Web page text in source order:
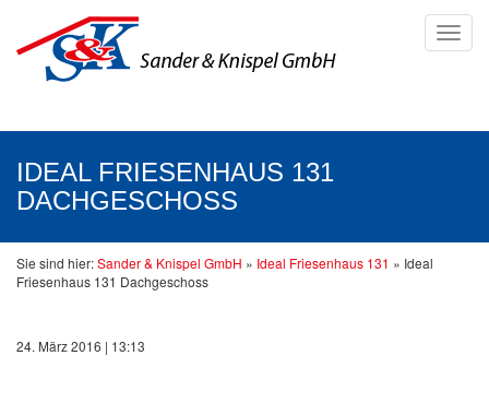
IDEAL FRIESENHAUS 131
DACHGESCHOSS
Sie sind hier:Sander & Knispel GmbH » Ideal Friesenhaus 131 » Ideal
Friesenhaus 131 Dachgeschoss
24. März 2016 | 13:13